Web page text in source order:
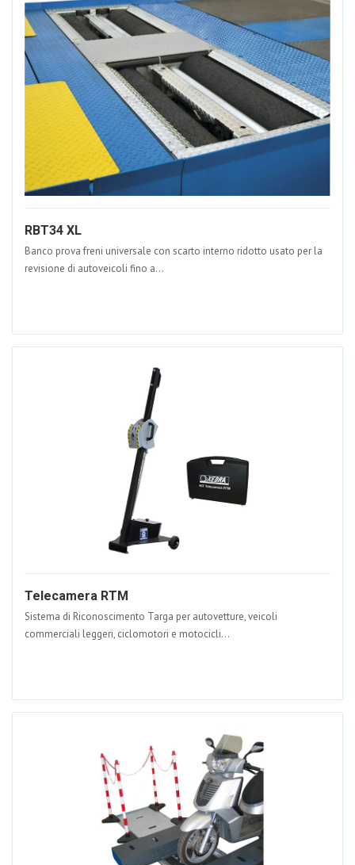
RBT34 XL
Banco prova freni universale con scarto interno ridotto usato per la
revisione di autoveicoli fino a...
Telecamera RTM
Sistema di Riconoscimento Targa per autovetture, veicoli
commerciali leggeri, ciclomotori e motocicli...